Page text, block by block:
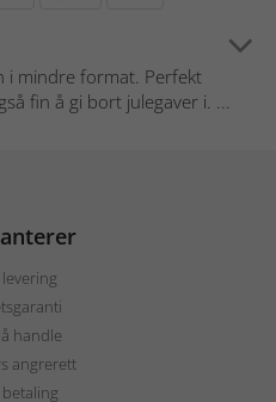
i mindre format. Perfekt
fin å gi bort julegaver i. ...
handle
angrerett
betaling